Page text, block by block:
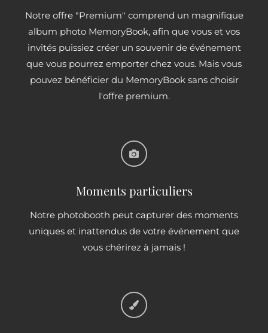
Notre offre "Premium" comprend un magnifique
album photo MemoryBook, afin que vous et vos
invités puissiez créer un souvenir de événement
que vous pourrez emporter chez vous. Mais vous
pouvez bénéficier du MemoryBook sans choisir
l'offre premium.
Moments particuliers
Notre photobooth peut capturer des moments
uniques et inattendus de votre événement que
vous chérirez à jamais !